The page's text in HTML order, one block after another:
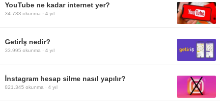
YouTube ne kadar internet yer?
34.733 okunma · 4 yıl
Getirİş nedir?
33.995 okunma · 4 yıl
İnstagram hesap silme nasıl yapılır?
821.345 okunma · 4 yıl